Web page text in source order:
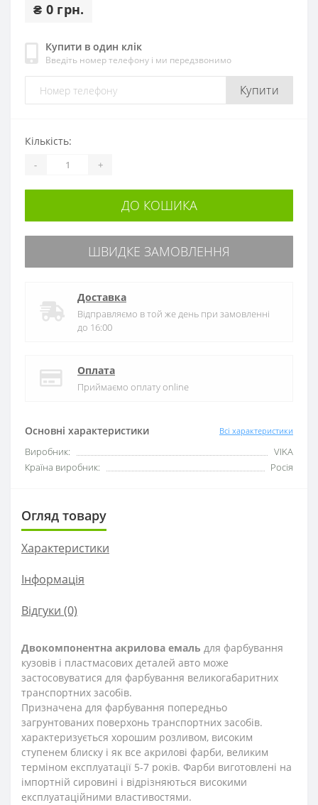
₴ 0 грн.
Купити в один клік
Введіть номер телефону і ми передзвонимо
Купити
Основні характеристики Всі характеристики
Виробник:
VIKA
Країна виробник:
Росія
Кількість:
- +
ДО КОШИКА
ШВИДКЕ ЗАМОВЛЕННЯ
Доставка
Відправляємо в той же день при замовленні
до 16:00
Оплата
Приймаємо оплату online
Огляд товару
Характеристики
Інформація
Відгуки (0)
Двокомпонентна акрилова емаль для фарбування
кузовів і пластмасових деталей авто може
застосовуватися для фарбування великогабаритних
транспортних засобів.
Призначена для фарбування попередньо
загрунтованих поверхонь транспортних засобів.
характеризується хорошим розливом, високим
ступенем блиску і як все акрилові фарби, великим
терміном експлуатації 5-7 років. Фарби виготовлені на
імпортній сировині і відрізняються високими
експлуатаційними властивостями.